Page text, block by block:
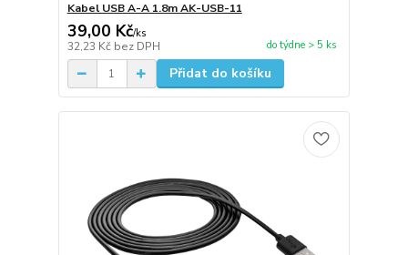
Kabel USB A-A 1.8m AK-USB-11
39,00 Kč/ks
32,23 Kč bez DPH do týdne > 5 ks
Přidat do košíku